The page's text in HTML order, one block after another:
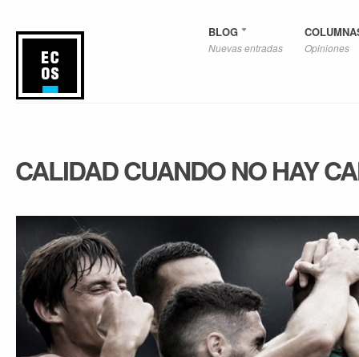
BLOG
Nuevas entradas Opiniones
CALIDAD CUANDO NO HAY